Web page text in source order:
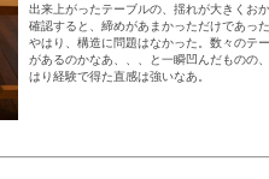
出来上がったテーブルの、揺れが大きくお
確認すると、締めがあまかっただけであっ
やはり、構造に問題はなかった。数々のテ
があるのかなあ、、、と一瞬凹んだものの
はり経験で得た直感は強いなあ。